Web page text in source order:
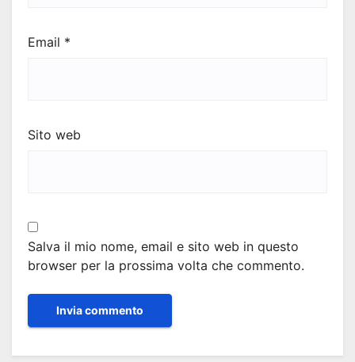
Email *
Sito web
Salva il mio nome, email e sito web in questo
browser per la prossima volta che commento.